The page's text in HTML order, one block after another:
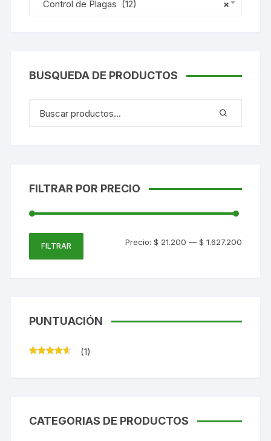
×
Control de Plagas (12)
BUSQUEDA DE PRODUCTOS
FILTRAR POR PRECIO
Precio
Precio
FILTRAR Precio: $ 21.200 — $ 1.627.200
PUNTUACIÓN
(1)
CATEGORIAS DE PRODUCTOS